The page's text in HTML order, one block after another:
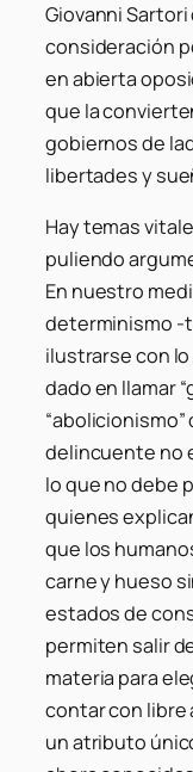
Giovanni
consideración
en abierta
que la
gobiernos de
libertades y
Hay temas
puliendo
En nuestro
determinismo -
ilustrarse con
dado en llamar
delincuente no
lo que no debe
quienes
que los
carne y hueso
estados de
permiten salir
materia para
contar con libre
un atributo